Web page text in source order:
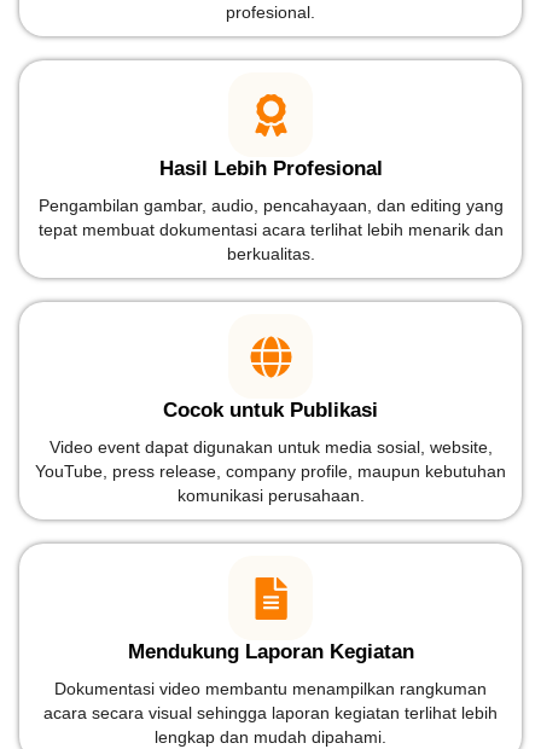
profesional.
Hasil Lebih Profesional
Pengambilan gambar, audio, pencahayaan, dan editing yang
tepat membuat dokumentasi acara terlihat lebih menarik dan
berkualitas.
Cocok untuk Publikasi
Video event dapat digunakan untuk media sosial, website,
YouTube, press release, company profile, maupun kebutuhan
komunikasi perusahaan.
Mendukung Laporan Kegiatan
Dokumentasi video membantu menampilkan rangkuman
acara secara visual sehingga laporan kegiatan terlihat lebih
lengkap dan mudah dipahami.